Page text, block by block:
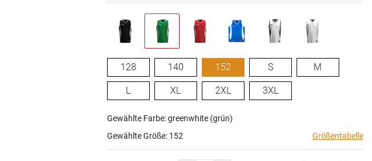
128 140 152 S M
L XL 2XL 3XL
Gewählte Farbe: greenwhite (grün)
Gewählte Größe: 152 Größentabelle